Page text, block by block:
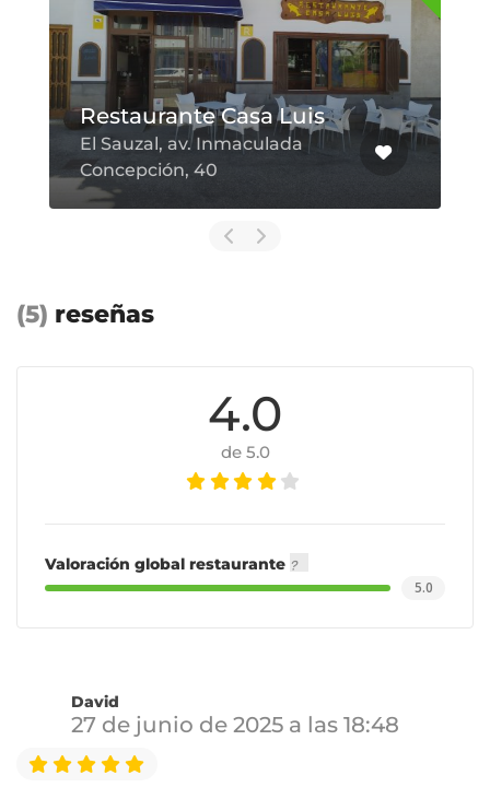
Guachinche Uva Negra
La Matanza, Tenerife Norte
(5) reseñas
4.0
de 5.0
Valoración global restaurante
5.0
David
27 de junio de 2025 a las 18:48